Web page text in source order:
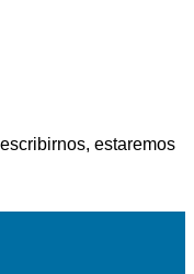
estaremos